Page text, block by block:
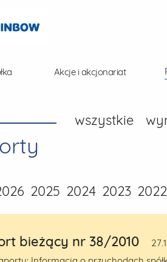
Akcje i akcjonariat
wszystkie
2025 2024 2023 2022
bieżący nr 38/2010